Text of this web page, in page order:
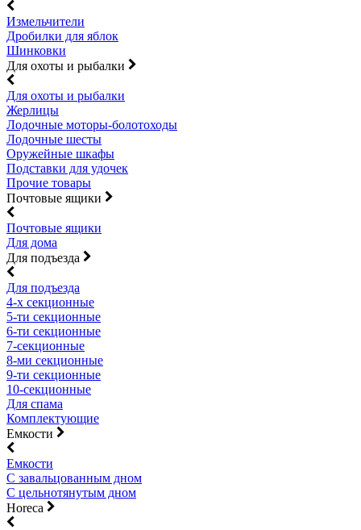
Измельчители
Дробилки для яблок
Шинковки
Для охоты и рыбалки
Для охоты и рыбалки
Жерлицы
Лодочные моторы-болотоходы
Лодочные шесты
Оружейные шкафы
Подставки для удочек
Прочие товары
Почтовые ящики
Почтовые ящики
Для дома
Для подъезда
Для подъезда
4-х секционные
5-ти секционные
6-ти секционные
7-секционные
8-ми секционные
9-ти секционные
10-секционные
Для спама
Комплектующие
Емкости
Емкости
С завальцованным дном
С цельнотянутым дном
Horeca